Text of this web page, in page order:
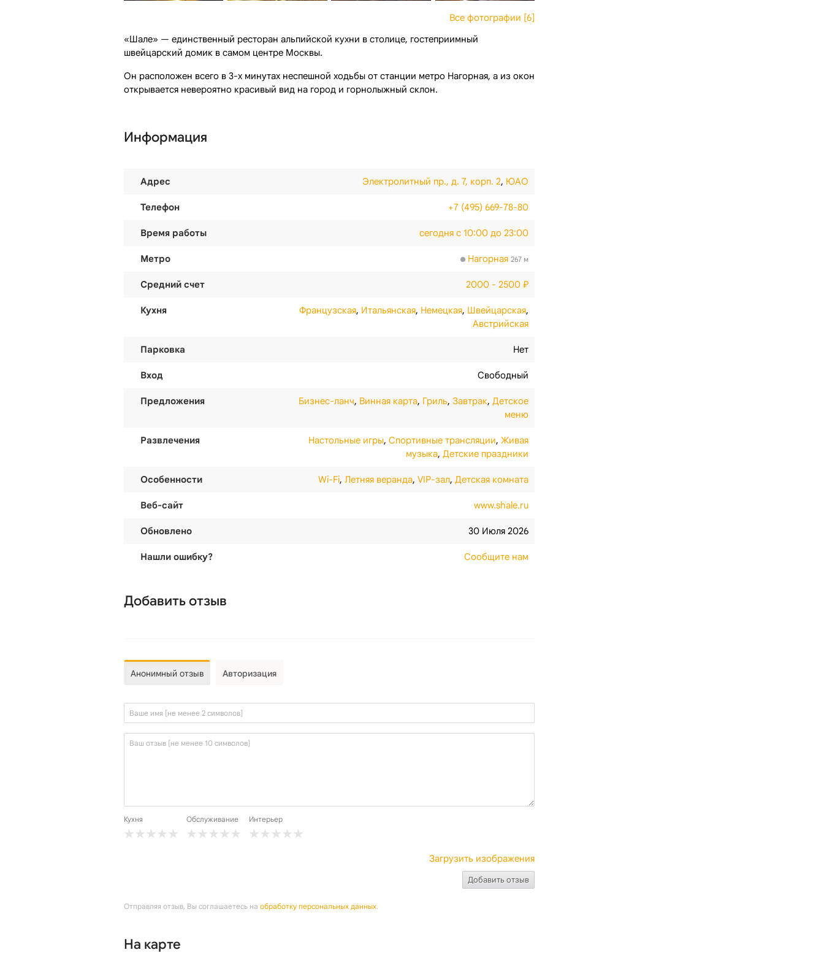
Все фотографии [6]
«Шале» — единственный ресторан альпийской кухни в столице, гостеприимный
швейцарский домик в самом центре Москвы.
Он расположен всего в 3-х минутах неспешной ходьбы от станции метро Нагорная, а из окон
открывается невероятно красивый вид на город и горнолыжный склон.
Информация
Адрес Электролитный пр., д. 7, корп. 2, ЮАО
Телефон +7 (495) 669-78-80
Время работы сегодня с 10:00 до 23:00
Метро Нагорная 267 м
Средний счет 2000 - 2500 ₽
Кухня Французская, Итальянская, Немецкая, Швейцарская,
Австрийская
Парковка Нет
Вход Свободный
Предложения Бизнес-ланч, Винная карта, Гриль, Завтрак, Детское
меню
Развлечения Настольные игры, Спортивные трансляции, Живая
музыка, Детские праздники
Особенности Wi-Fi, Летняя веранда, VIP-зал, Детская комната
Веб-сайт www.shale.ru
Обновлено 30 Июля 2026
Нашли ошибку? Сообщите нам
Добавить отзыв
Анонимный отзыв Авторизация
Кухня Обслуживание Интерьер
Загрузить изображения
Отправляя отзыв, Вы соглашаетесь на обработку персональных данных.
На карте